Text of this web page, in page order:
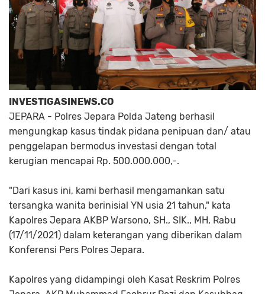
INVESTIGASINEWS.CO
JEPARA - Polres Jepara Polda Jateng berhasil
mengungkap kasus tindak pidana penipuan dan/ atau
penggelapan bermodus investasi dengan total
kerugian mencapai Rp. 500.000.000,-.
"Dari kasus ini, kami berhasil mengamankan satu
tersangka wanita berinisial YN usia 21 tahun," kata
Kapolres Jepara AKBP Warsono, SH., SIK., MH, Rabu
(17/11/2021) dalam keterangan yang diberikan dalam
Konferensi Pers Polres Jepara.
Kapolres yang didampingi oleh Kasat Reskrim Polres